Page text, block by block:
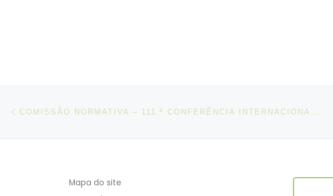
Post navigation
Mapa do site